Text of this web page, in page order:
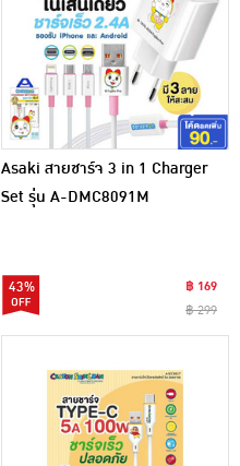
Asaki สายชาร์จ 3 in 1 Charger
Set รุ่น A-DMC8091M
43%
฿ 169
฿ 299